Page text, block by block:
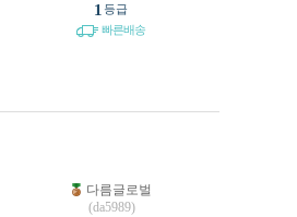
1 등급
빠른배송
다름글로벌
(da5989)